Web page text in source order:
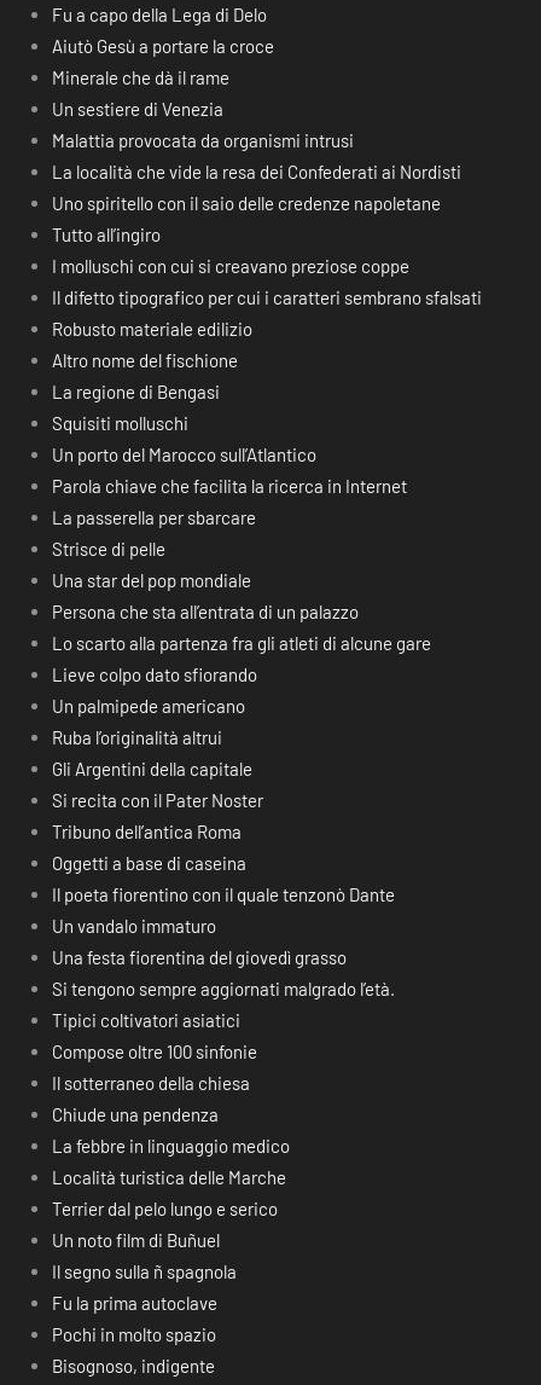
Fu a capo della Lega di Delo
Aiutò Gesù a portare la croce
Minerale che dà il rame
Un sestiere di Venezia
Malattia provocata da organismi intrusi
La località che vide la resa dei Confederati ai Nordisti
Uno spiritello con il saio delle credenze napoletane
Tutto all’ingiro
I molluschi con cui si creavano preziose coppe
Il difetto tipografico per cui i caratteri sembrano sfalsati
Robusto materiale edilizio
Altro nome del fischione
La regione di Bengasi
Squisiti molluschi
Un porto del Marocco sull’Atlantico
Parola chiave che facilita la ricerca in Internet
La passerella per sbarcare
Strisce di pelle
Una star del pop mondiale
Persona che sta all’entrata di un palazzo
Lo scarto alla partenza fra gli atleti di alcune gare
Lieve colpo dato sfiorando
Un palmipede americano
Ruba l’originalità altrui
Gli Argentini della capitale
Si recita con il Pater Noster
Tribuno dell’antica Roma
Oggetti a base di caseina
Il poeta fiorentino con il quale tenzonò Dante
Un vandalo immaturo
Una festa fiorentina del giovedì grasso
Si tengono sempre aggiornati malgrado l’età.
Tipici coltivatori asiatici
Compose oltre 100 sinfonie
Il sotterraneo della chiesa
Chiude una pendenza
La febbre in linguaggio medico
Località turistica delle Marche
Terrier dal pelo lungo e serico
Un noto film di Buñuel
Il segno sulla ñ spagnola
Fu la prima autoclave
Pochi in molto spazio
Bisognoso, indigente